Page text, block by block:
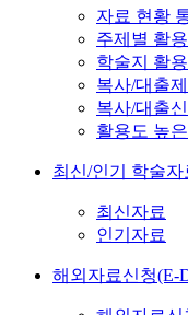
자료 현황
주제별 활
학술지 활
복사/대출
복사/대출
활용도 높은
최신/인기 학술자
최신자료
인기자료
해외자료신청(E-